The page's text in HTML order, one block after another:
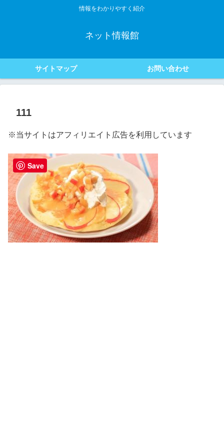
情報をわかりやすく紹介
ネット情報館
サイトマップ お問い合わせ
111
※当サイトはアフィリエイト広告を利用しています
Save